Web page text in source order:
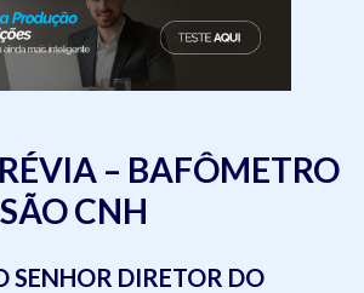
– BAFÔMETRO
CNH
SENHOR DIRETOR DO